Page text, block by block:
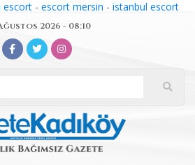
escort- escort mersin - istanbul escort
2026 - 08:10